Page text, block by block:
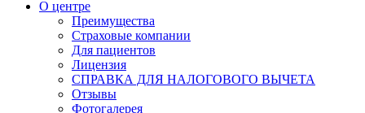
О центре
Преимущества
Страховые компании
Для пациентов
Лицензия
СПРАВКА ДЛЯ НАЛОГОВОГО ВЫЧЕТА
Отзывы
Фотогалерея